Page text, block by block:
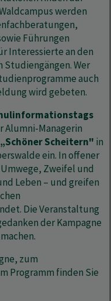
werden
Führungen
Interessierte an den
Wer
auch
wird gebeten.
Alumni-Managerin
Scheitern" in
ein. In offener
Zweifel und
Leben – und greifen
Die Veranstaltung
der Kampagne
zum
Programm finden Sie